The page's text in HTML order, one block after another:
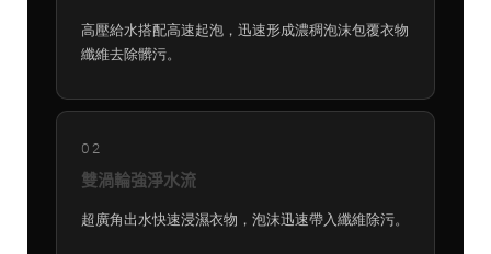
高壓給水搭配高速起泡，迅速形成濃稠泡沫包覆衣物
纖維去除髒污。
02
雙渦輪強淨水流
超廣角出水快速浸濕衣物，泡沫迅速帶入纖維除污。